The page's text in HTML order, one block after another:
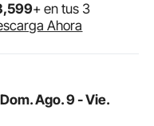
+ en tus 3
Ahora
Dom. Ago. 9 - Vie.